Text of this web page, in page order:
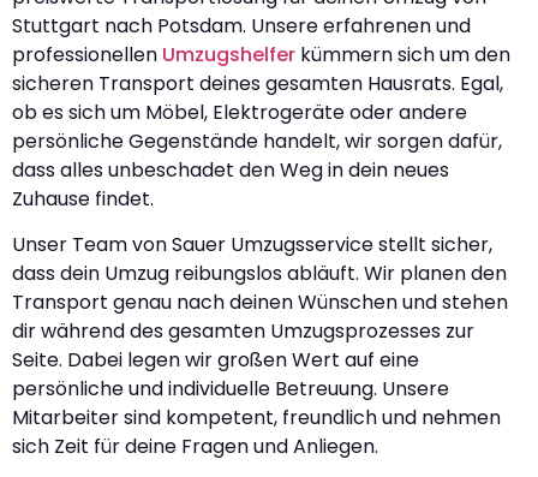
Stuttgart nach Potsdam. Unsere erfahrenen und
professionellen Umzugshelfer kümmern sich um den
sicheren Transport deines gesamten Hausrats. Egal,
ob es sich um Möbel, Elektrogeräte oder andere
persönliche Gegenstände handelt, wir sorgen dafür,
dass alles unbeschadet den Weg in dein neues
Zuhause findet.
Unser Team von Sauer Umzugsservice stellt sicher,
dass dein Umzug reibungslos abläuft. Wir planen den
Transport genau nach deinen Wünschen und stehen
dir während des gesamten Umzugsprozesses zur
Seite. Dabei legen wir großen Wert auf eine
persönliche und individuelle Betreuung. Unsere
Mitarbeiter sind kompetent, freundlich und nehmen
sich Zeit für deine Fragen und Anliegen.